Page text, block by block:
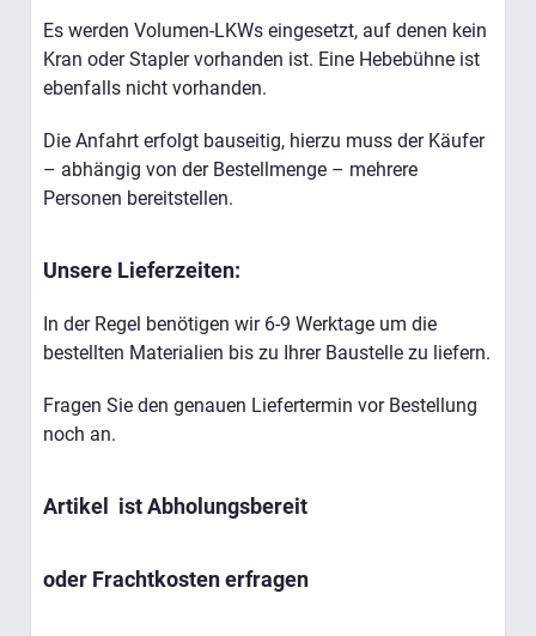
Es werden Volumen-LKWs eingesetzt, auf denen kein
Kran oder Stapler vorhanden ist. Eine Hebebühne ist
ebenfalls nicht vorhanden.
Die Anfahrt erfolgt bauseitig, hierzu muss der Käufer
– abhängig von der Bestellmenge – mehrere
Personen bereitstellen.
Unsere Lieferzeiten:
In der Regel benötigen wir 6-9 Werktage um die
bestellten Materialien bis zu Ihrer Baustelle zu liefern.
Fragen Sie den genauen Liefertermin vor Bestellung
noch an.
Artikel ist Abholungsbereit
oder Frachtkosten erfragen